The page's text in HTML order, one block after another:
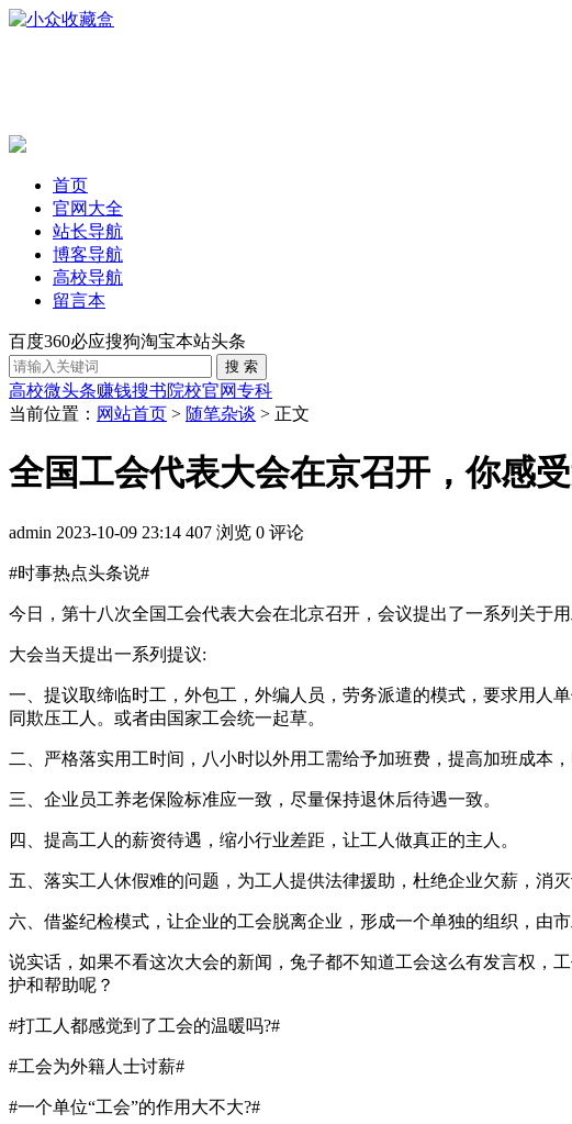
首页
官网大全
站长导航
博客导航
高校导航
留言本
百度360必应搜狗淘宝本站头条
高校微头条赚钱搜书院校官网专科
当前位置： 网站首页 > 随笔杂谈 > 正文
全国工会代表大会在京召开，你感
admin 2023-10-09 23:14 407 浏览 0 评论
#时事热点头条说#
今日，第十八次全国工会代表大会在北京召开，会议提出了一系列关于
大会当天提出一系列提议:
一、提议取缔临时工，外包工，外编人员，劳务派遣的模式，要求用人
同欺压工人。或者由国家工会统一起草。
二、严格落实用工时间，八小时以外用工需给予加班费，提高加班成本
三、企业员工养老保险标准应一致，尽量保持退休后待遇一致。
四、提高工人的薪资待遇，缩小行业差距，让工人做真正的主人。
五、落实工人休假难的问题，为工人提供法律援助，杜绝企业欠薪，消灭
六、借鉴纪检模式，让企业的工会脱离企业，形成一个单独的组织，由
说实话，如果不看这次大会的新闻，兔子都不知道工会这么有发言权，
护和帮助呢？
#打工人都感觉到了工会的温暖吗?#
#工会为外籍人士讨薪#​
#一个单位“工会”的作用大不大?#​